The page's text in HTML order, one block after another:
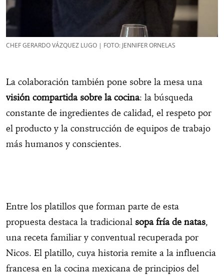
CHEF GERARDO VÁZQUEZ LUGO | FOTO: JENNIFER ORNELAS
La colaboración también pone sobre la mesa una
visión compartida sobre la cocina: la búsqueda
constante de ingredientes de calidad, el respeto por
el producto y la construcción de equipos de trabajo
más humanos y conscientes.
Entre los platillos que forman parte de esta
propuesta destaca la tradicional sopa fría de natas,
una receta familiar y conventual recuperada por
Nicos. El platillo, cuya historia remite a la influencia
francesa en la cocina mexicana de principios del